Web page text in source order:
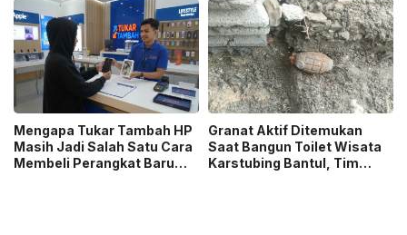
Terdampak
Dorong Karya Berkualitas
Sambut 5 Abad Jakarta
Mengapa Tukar Tambah HP
Masih Jadi Salah Satu Cara
Membeli Perangkat Baru
Granat Aktif Ditemukan
Saat Bangun Toilet Wisata
Karstubing Bantul, Tim